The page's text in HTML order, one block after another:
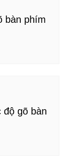
bàn phím
độ gõ bàn